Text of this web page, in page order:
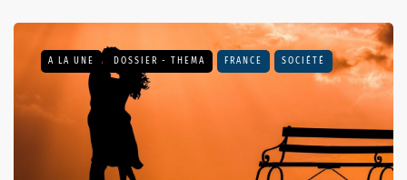
A LA UNE DOSSIER - THEMA FRANCE SOCIÉTÉ